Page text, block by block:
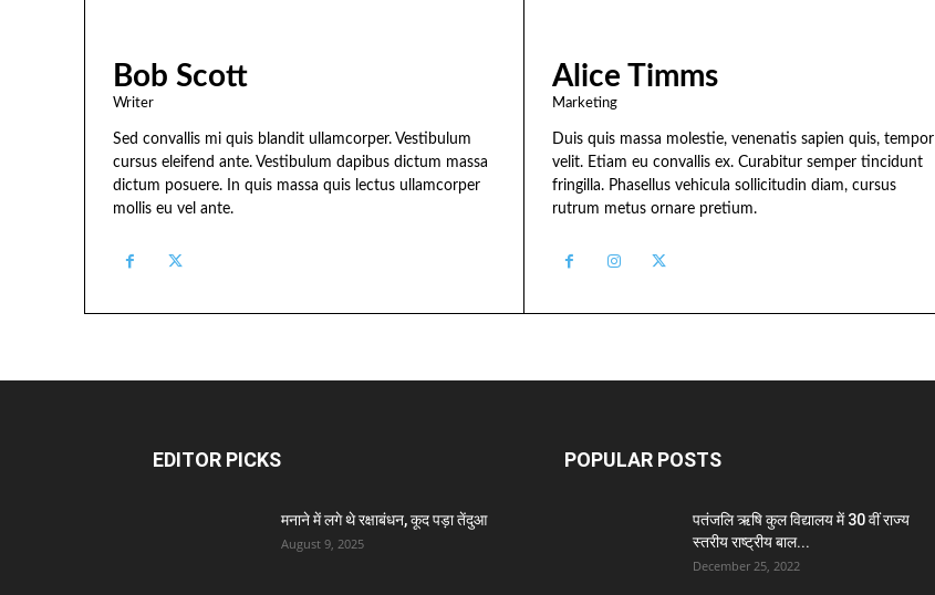
Bob Scott
Writer
Sed convallis mi quis blandit ullamcorper. Vestibulum
cursus eleifend ante. Vestibulum dapibus dictum massa
dictum posuere. In quis massa quis lectus ullamcorper
mollis eu vel ante.
Alice Timms
Marketing
Duis quis massa molestie, venenatis sapien quis, tempor
velit. Etiam eu convallis ex. Curabitur semper tincidunt
fringilla. Phasellus vehicula sollicitudin diam, cursus
rutrum metus ornare pretium.
EDITOR PICKS
मनाने में लगे थे रक्षाबंधन, कूद पड़ा तेंदुआ
August 9, 2025
POPULAR POSTS
पतंजलि ऋषि कुल विद्यालय में 30 वीं राज्य
स्तरीय राष्ट्रीय बाल...
December 25, 2022